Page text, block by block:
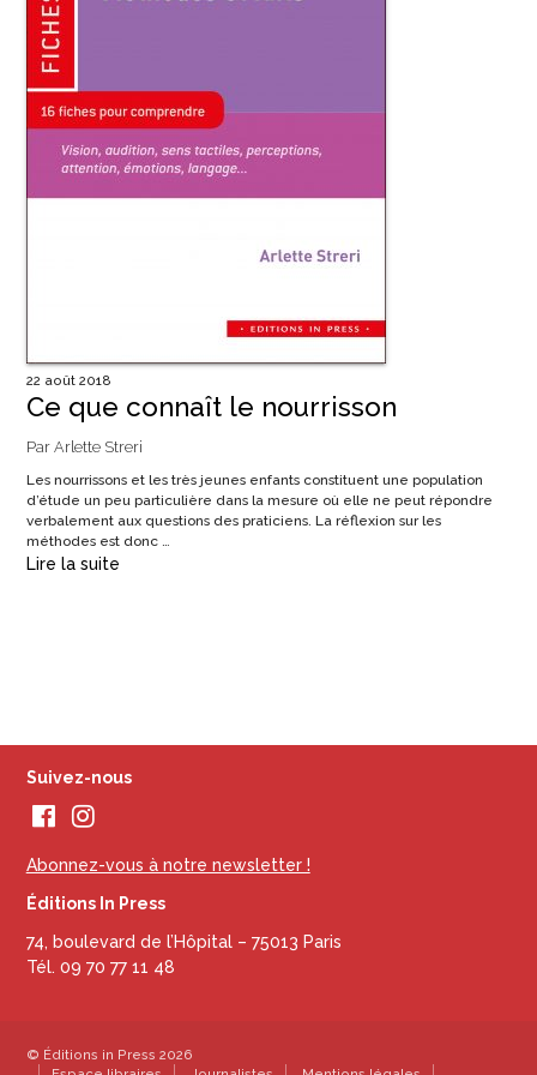
22 août 2018
Ce que connaît le nourrisson
Par Arlette Streri
Les nourrissons et les très jeunes enfants constituent une population
d’étude un peu particulière dans la mesure où elle ne peut répondre
verbalement aux questions des praticiens. La réflexion sur les
méthodes est donc …
Lire la suite
Suivez-nous
Abonnez-vous à notre newsletter !
Éditions In Press
74, boulevard de l’Hôpital – 75013 Paris
Tél. 09 70 77 11 48
© Éditions in Press 2026